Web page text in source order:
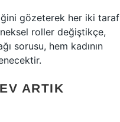
gözeterek her iki taraf
roller değiştikçe,
sorusu, hem kadının
ARTIK